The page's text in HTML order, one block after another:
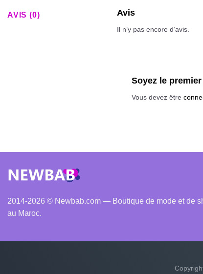
AVIS (0) Avis
Il n’y pas encore d’avis.
Soyez le
Vous devez être
2014-2026 © Newbab.com — Boutique de mode et de
au Maroc.